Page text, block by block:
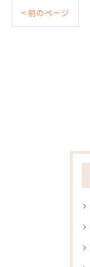
< 前のページ